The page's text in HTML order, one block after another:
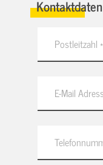
Kontaktdaten